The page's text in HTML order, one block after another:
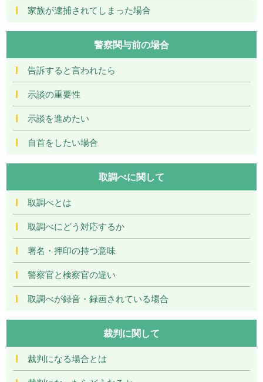
家族が逮捕されてしまった場合
警察関与前の場合
告訴すると言われたら
示談の重要性
示談を進めたい
自首をしたい場合
取調べに関して
取調べとは
取調べにどう対応するか
署名・押印の持つ意味
警察官と検察官の違い
取調べが録音・録画されている場合
裁判に関して
裁判になる場合とは